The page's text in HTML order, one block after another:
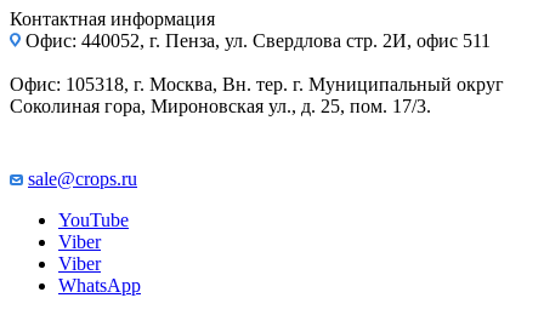
Контактная информация
Офис: 440052, г. Пенза, ул. Свердлова стр. 2И, офис 511
Офис: 105318, г. Москва, Вн. тер. г. Муниципальный округ
Соколиная гора, Мироновская ул., д. 25, пом. 17/3.
sale@crops.ru
YouTube
Viber
Viber
WhatsApp